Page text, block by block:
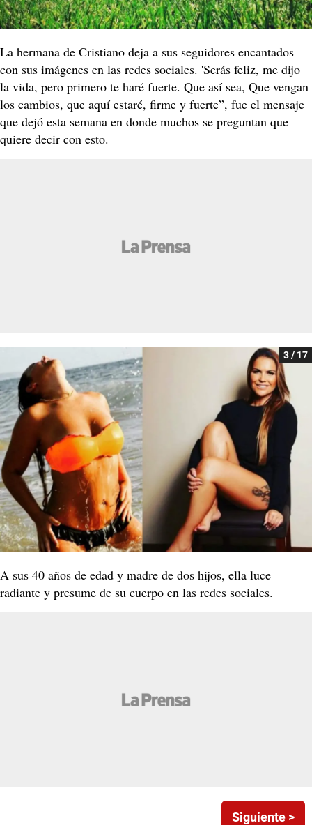
La hermana de Cristiano deja a sus seguidores encantados
con sus imágenes en las redes sociales. 'Serás feliz, me dijo
la vida, pero primero te haré fuerte. Que así sea, Que vengan
los cambios, que aquí estaré, firme y fuerte”, fue el mensaje
que dejó esta semana en donde muchos se preguntan que
quiere decir con esto.
3 / 17
A sus 40 años de edad y madre de dos hijos, ella luce
radiante y presume de su cuerpo en las redes sociales.
Siguiente >